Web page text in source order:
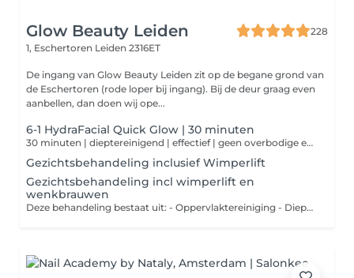
Glow Beauty Leiden
228
1, Eschertoren Leiden 2316ET
De ingang van Glow Beauty Leiden zit op de begane grond van
de Eschertoren (rode loper bij ingang). Bij de deur graag even
aanbellen, dan doen wij ope...
6-1 HydraFacial Quick Glow | 30 minuten
30 minuten | dieptereinigend | effectief | geen overbodige extra's, wél resultaat Weinig tijd, maar wel behoefte aan een frisse en verzorgde huid? Deze compacte HydraFacial-behandeling geeft jouw huid in slechts 30 minuten een effectieve oppepper met dieptereiniging, peeling en een verzorgend masker. Kort, krachtig en zichtbaar effectief.
Gezichtsbehandeling inclusief Wimperlift
Gezichtsbehandeling incl wimperlift en
wenkbrauwen
Deze behandeling bestaat uit: - Oppervlaktereiniging - Dieptereiniging - Onzuiverheden verwijderen - Masker - Dagcrème